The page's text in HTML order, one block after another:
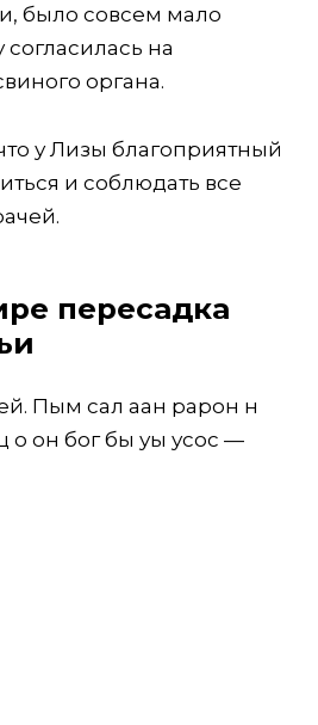
было совсем мало
на
органа.
у Лизы благоприятный
и соблюдать все
пересадка
Пым сал аан рарон н
о он бог бы уы усос —